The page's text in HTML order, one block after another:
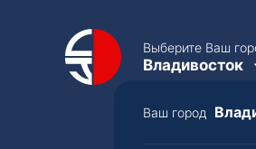
Выберите Ваш
Владивосток
Ваш город